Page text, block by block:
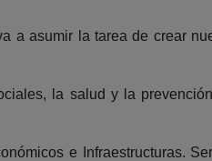
a asumir la tarea de crear
la salud y la
e Infraestructuras.